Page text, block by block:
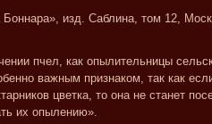
изд. Саблина, том 12,
пчел, как опылительницы
важным признаком, так как
цветка, то она не станет
их опылению».